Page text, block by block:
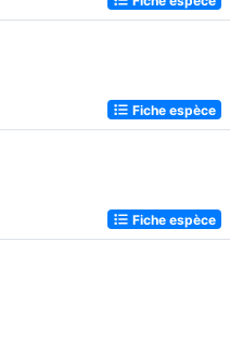
Fiche espèce
Fiche espèce